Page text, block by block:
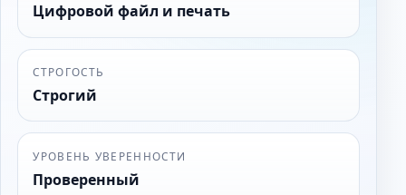
Цифровой файл и печать
СТРОГОСТЬ
Строгий
УРОВЕНЬ УВЕРЕННОСТИ
Проверенный